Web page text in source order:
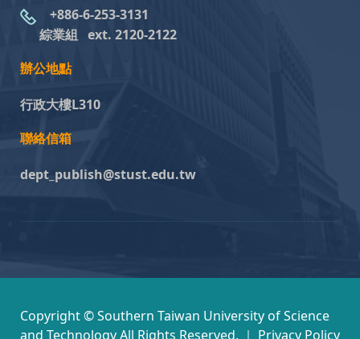
+886-6-253-3131
綜業組 ext. 2120-2122
辦公地點
行政大樓L310
聯絡信箱
dept_publish@stust.edu.tw
Copyright © Southern Taiwan University of Science
and Technology All Rights Reserved. ｜ Privacy Policy